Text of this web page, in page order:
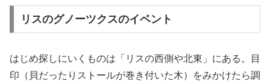
リスのグノーツクスのイベント
はじめ探しにいくものは「リスの西側や北東」にある。目
印（貝だったりストールが巻き付いた木）をみかけたら調